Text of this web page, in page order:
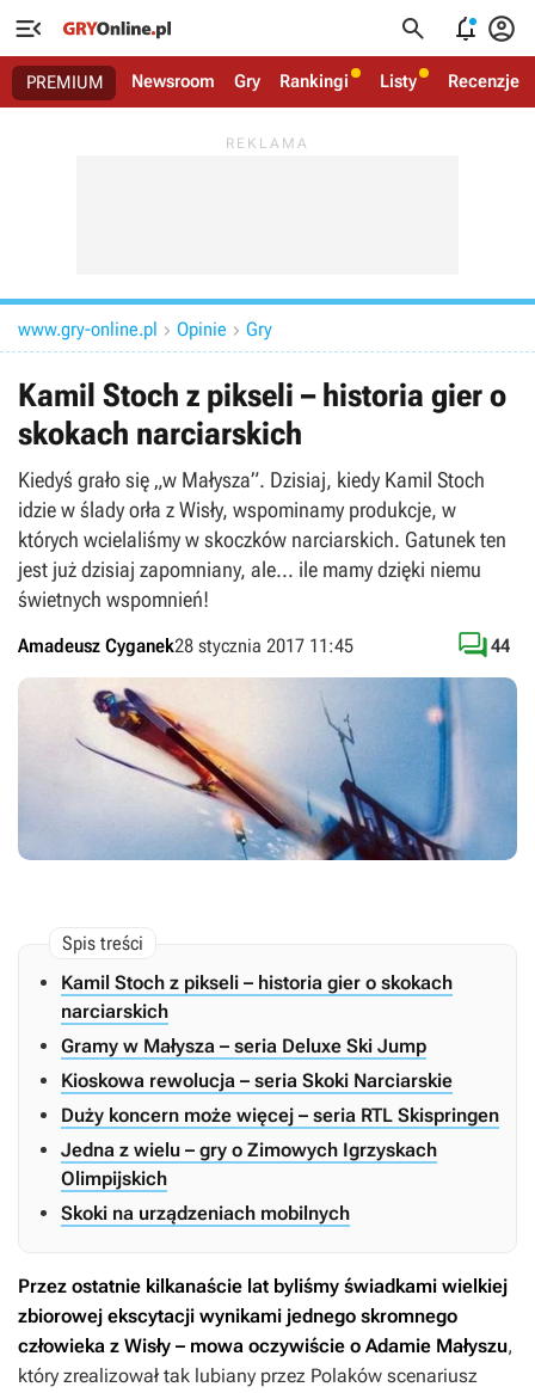
   
PREMIUM Newsroom Gry Rankingi Listy Recenzje
www.gry-online.pl  Opinie  Gry
Kamil Stoch z pikseli – historia gier o
skokach narciarskich
Kiedyś grało się „w Małysza”. Dzisiaj, kiedy Kamil Stoch
idzie w ślady orła z Wisły, wspominamy produkcje, w
których wcielaliśmy w skoczków narciarskich. Gatunek ten
jest już dzisiaj zapomniany, ale... ile mamy dzięki niemu
świetnych wspomnień!
Amadeusz Cyganek28 stycznia 2017 11:45 44
Kamil Stoch z pikseli – historia gier o skokach
narciarskich
Gramy w Małysza – seria Deluxe Ski Jump
Kioskowa rewolucja – seria Skoki Narciarskie
Duży koncern może więcej – seria RTL Skispringen
Jedna z wielu – gry o Zimowych Igrzyskach
Olimpijskich
Skoki na urządzeniach mobilnych
Przez ostatnie kilkanaście lat byliśmy świadkami wielkiej
zbiorowej ekscytacji wynikami jednego skromnego
człowieka z Wisły – mowa oczywiście o Adamie Małyszu,
który zrealizował tak lubiany przez Polaków scenariusz